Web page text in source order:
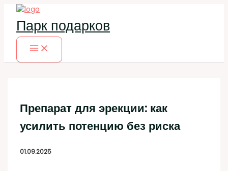
Перейти
содержимому
Парк подарков
Препарат для эрекции: как
усилить потенцию без риска
01.09.2025